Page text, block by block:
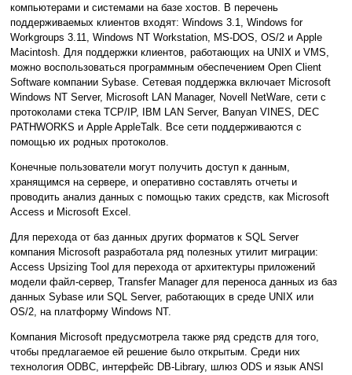
компьютерами и системами на базе хостов. В перечень
поддерживаемых клиентов входят: Windows 3.1, Windows for
Workgroups 3.11, Windows NT Workstation, MS-DOS, OS/2 и Apple
Macintosh. Для поддержки клиентов, работающих на UNIX и VMS,
можно воспользоваться программным обеспечением Open Client
Software компании Sybase. Сетевая поддержка включает Microsoft
Windows NT Server, Microsoft LAN Manager, Novell NetWare, сети с
протоколами стека TCP/IP, IBM LAN Server, Banyan VINES, DEC
PATHWORKS и Apple AppleTalk. Все сети поддерживаются с
помощью их родных протоколов.
Конечные пользователи могут получить доступ к данным,
хранящимся на сервере, и оперативно составлять отчеты и
проводить анализ данных с помощью таких средств, как Microsoft
Access и Microsoft Excel.
Для перехода от баз данных других форматов к SQL Server
компания Microsoft разработала ряд полезных утилит миграции:
Access Upsizing Tool для перехода от архитектуры приложений
модели файл-сервер, Transfer Manager для переноса данных из баз
данных Sybase или SQL Server, работающих в среде UNIX или
OS/2, на платформу Windows NT.
Компания Microsoft предусмотрела также ряд средств для того,
чтобы предлагаемое ей решение было открытым. Среди них
технология ODBC, интерфейс DB-Library, шлюз ODS и язык ANSI